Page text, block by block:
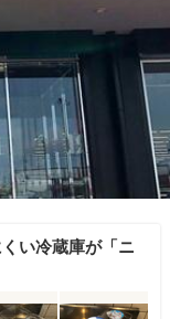
い冷蔵庫が「ニ